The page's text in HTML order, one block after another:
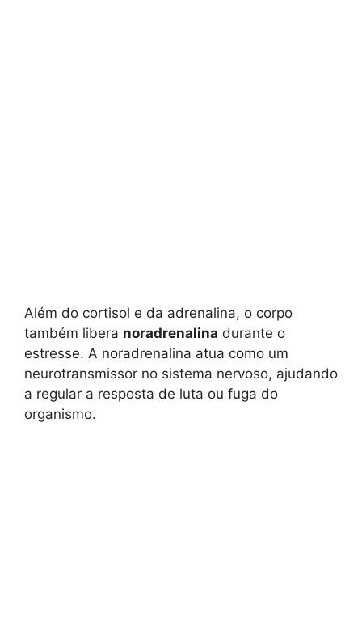
Além do cortisol e da adrenalina, o corpo
também libera noradrenalina durante o
estresse. A noradrenalina atua como um
neurotransmissor no sistema nervoso, ajudando
a regular a resposta de luta ou fuga do
organismo.